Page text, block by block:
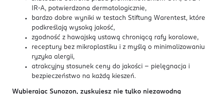
IR-A, potwierdzona dermatologicznie,
bardzo dobre wyniki w testach Stiftung Warentest, które
podkreślają wysoką jakość,
zgodność z hawajską ustawą chroniącą rafy koralowe,
receptury bez mikroplastiku i z myślą o minimalizowaniu
ryzyka alergii,
atrakcyjny stosunek ceny do jakości – pielęgnacja i
bezpieczeństwo na każdą kieszeń.
Wybierając Sunozon, zyskujesz nie tylko niezawodną